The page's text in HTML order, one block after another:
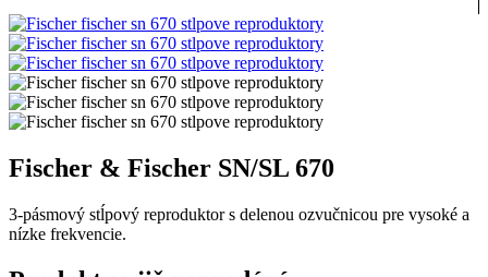
Fischer & Fischer SN/SL 670
3-pásmový stĺpový reproduktor s delenou ozvučnicou pre vysoké a
nízke frekvencie.